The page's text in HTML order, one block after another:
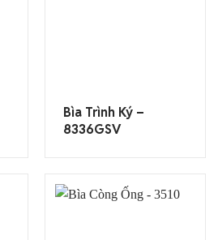
Bìa Trình Ký –
8336GSV